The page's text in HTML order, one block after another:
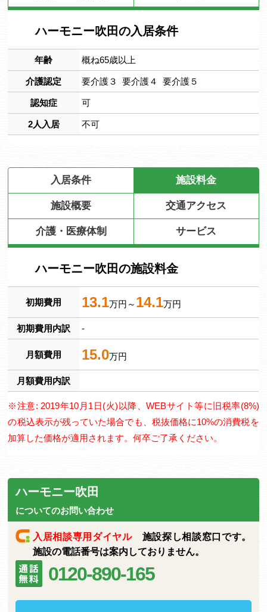
ハーモニー吹田の入居条件
年齢 概ね65歳以上
介護認定 要介護３ 要介護４ 要介護５
認知症 可
2人入居 不可
入居条件 施設料金
施設概要 交通アクセス
介護・医療体制 サービス
ハーモニー吹田の施設料金
初期費用 13.1万円～ 14.1万円
初期費用内訳 -
月額費用 15.0万円
月額費用内訳
※注意: 2019年10月1日(火)以降、WEBサイト等に旧税率(8%)
の税込表示が残っていた場合でも、税抜価格に10%の消費税を
加算した価格が適用されます。何卒ご了承ください。
ハーモニー吹田
についてのお問い合わせ
入居相談専用ダイヤル施設探し相談窓口です。
施設の電話番号は案内しておりません。
0120-890-165